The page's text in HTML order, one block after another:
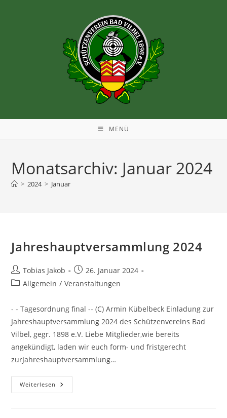
MENÜ
Monatsarchiv: Januar 2024
> 2024 > Januar
Jahreshauptversammlung 2024
Tobias Jakob
26. Januar 2024
Allgemein / Veranstaltungen
- - Tagesordnung final -- (C) Armin Kübelbeck Einladung zur
Jahreshauptversammlung 2024 des Schützenvereins Bad
Vilbel, gegr. 1898 e.V. Liebe Mitglieder,wie bereits
angekündigt, laden wir euch form- und fristgerecht
zurJahreshauptversammlung…
Weiterlesen